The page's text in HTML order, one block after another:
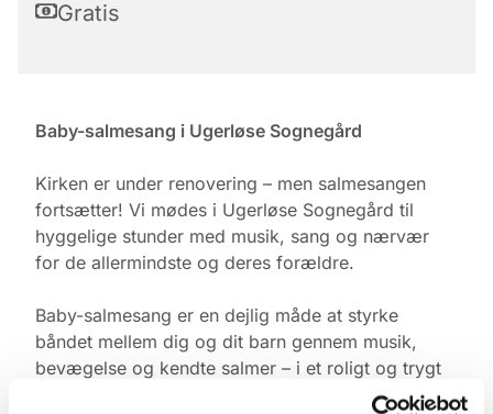
Gratis
Baby-salmesang i Ugerløse Sognegård
Kirken er under renovering – men salmesangen
fortsætter! Vi mødes i Ugerløse Sognegård til
hyggelige stunder med musik, sang og nærvær
for de allermindste og deres forældre.
Baby-salmesang er en dejlig måde at styrke
båndet mellem dig og dit barn gennem musik,
bevægelse og kendte salmer – i et roligt og trygt